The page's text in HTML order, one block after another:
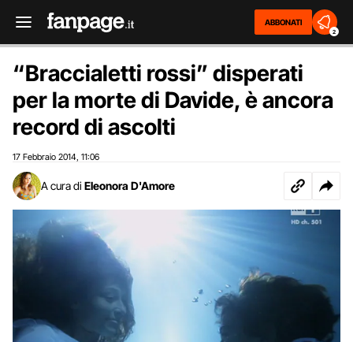
ABBONATI
2
“Braccialetti rossi” disperati
per la morte di Davide, è ancora
record di ascolti
17 Febbraio 2014 11:06
A cura di Eleonora D'Amore